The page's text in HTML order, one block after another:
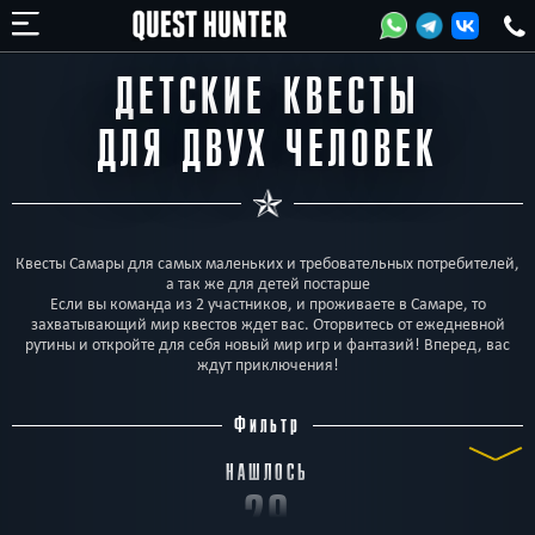
ДЕТСКИЕ КВЕСТЫ
ДЛЯ ДВУХ ЧЕЛОВЕК
Квесты Самары для самых маленьких и требовательных потребителей,
а так же для детей постарше
Если вы команда из 2 участников, и проживаете в Самаре, то
захватывающий мир квестов ждет вас. Оторвитесь от ежедневной
рутины и откройте для себя новый мир игр и фантазий! Вперед, вас
ждут приключения!
Фильтр
НАШЛОСЬ
29